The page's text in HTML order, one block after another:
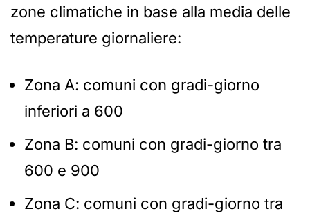
zone climatiche in base alla media delle
temperature giornaliere:
Zona A: comuni con gradi-giorno
inferiori a 600
Zona B: comuni con gradi-giorno tra
600 e 900
Zona C: comuni con gradi-giorno tra